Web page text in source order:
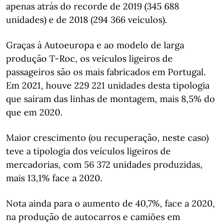
apenas atrás do recorde de 2019 (345 688
unidades) e de 2018 (294 366 veículos).
Graças à Autoeuropa e ao modelo de larga
produção T-Roc, os veículos ligeiros de
passageiros são os mais fabricados em Portugal.
Em 2021, houve 229 221 unidades desta tipologia
que saíram das linhas de montagem, mais 8,5% do
que em 2020.
Maior crescimento (ou recuperação, neste caso)
teve a tipologia dos veículos ligeiros de
mercadorias, com 56 372 unidades produzidas,
mais 13,1% face a 2020.
Nota ainda para o aumento de 40,7%, face a 2020,
na produção de autocarros e camiões em